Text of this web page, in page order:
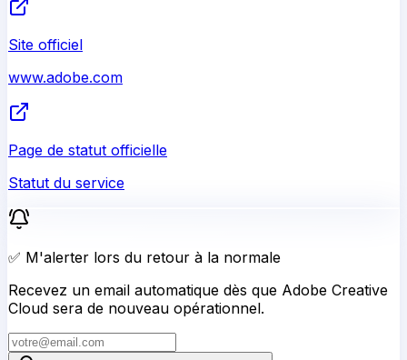
Site officiel
www.adobe.com
Page de statut officielle
Statut du service
✅ M'alerter lors du retour à la normale
Recevez un email automatique dès que Adobe Creative
Cloud sera de nouveau opérationnel.